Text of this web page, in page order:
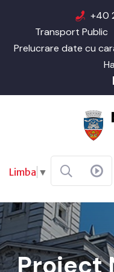
+40
Transport Public
Prelucrare date cu
Limba ▼
Proiect